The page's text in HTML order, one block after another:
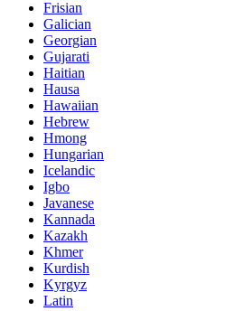
Frisian
Galician
Georgian
Gujarati
Haitian
Hausa
Hawaiian
Hebrew
Hmong
Hungarian
Icelandic
Igbo
Javanese
Kannada
Kazakh
Khmer
Kurdish
Kyrgyz
Latin